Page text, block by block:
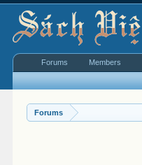
Forums
Forums Members